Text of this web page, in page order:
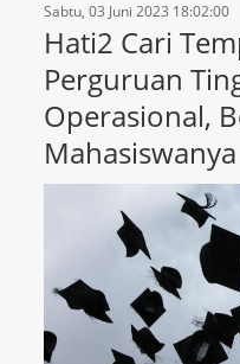
Sabtu, 03 Juni 2023 18:02:00
Hati2 Cari
Perguruan
Operasional,
Mahasiswanya